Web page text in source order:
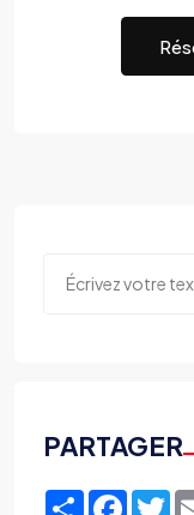
PARTAGER
Share